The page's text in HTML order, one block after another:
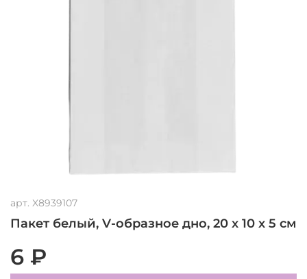
арт. X8939107
Пакет белый, V-образное дно, 20 х 10 х 5 см
6 ₽